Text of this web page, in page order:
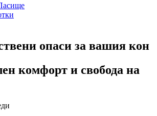
опаси за вашия кон
комфорт и свобода на